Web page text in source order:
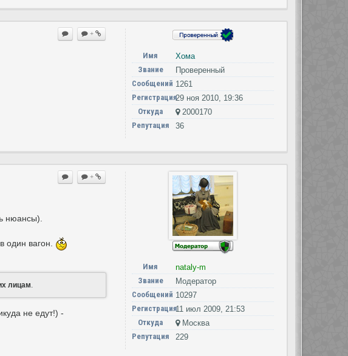
+
Имя
Хома
Звание
Проверенный
Сообщений 1261
Регистрация29 ноя 2010, 19:36
Откуда
2000170
Репутация
36
+
нюансы).
один вагон.
лицам.
не едут!) -
Имя
nataly-m
Звание
Модератор
Сообщений 10297
Регистрация11 июл 2009, 21:53
Откуда
Москва
Репутация
229